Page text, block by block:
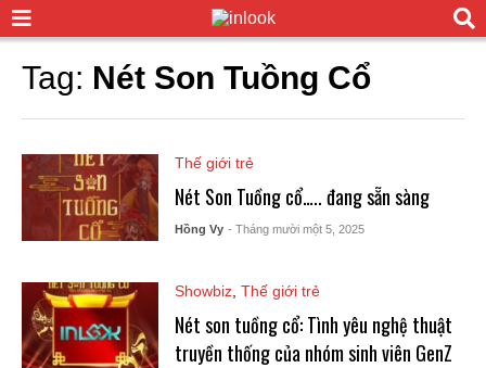
Tag: Nét Son Tuồng Cổ
Thế giới trẻ
Nét Son Tuồng cổ….. đang sẵn sàng
Hồng Vy - Tháng mười một 5, 2025
Showbiz, Thế giới trẻ
Nét son tuồng cổ: Tình yêu nghệ thuật
truyền thống của nhóm sinh viên GenZ